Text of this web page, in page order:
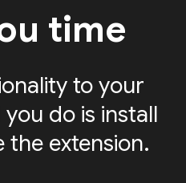
time
to your
do is install
extension.